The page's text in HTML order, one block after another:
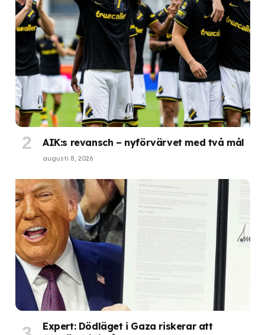
AIK:s revansch – nyförvärvet med två mål
augusti 8, 2026
Expert: Dödläget i Gaza riskerar att